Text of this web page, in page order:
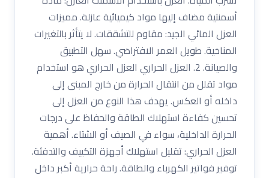
أسمنتية مضاف إليها مواد كيميائية عازلة. مميزات
العزل المائي الجيد: مقاوم للتشققات. لا يتأثر بالتغيرات
المناخية. طويل العمر الافتراضي. سهل التطبيق
والصيانة. 2. العزل الحراري العزل الحراري هو استخدام
مواد تقلل من انتقال الحرارة من خارج المبنى إلى
داخله أو العكس. يهدف هذا النوع من العزل إلى
تحسين كفاءة استهلاك الطاقة والحفاظ على درجات
الحرارة الداخلية، سواء في الصيف أو الشتاء. أهمية
العزل الحراري: تقليل استهلاك أجهزة التكييف والتدفئة.
توفير فواتير الكهرباء والطاقة. راحة حرارية أكبر داخل